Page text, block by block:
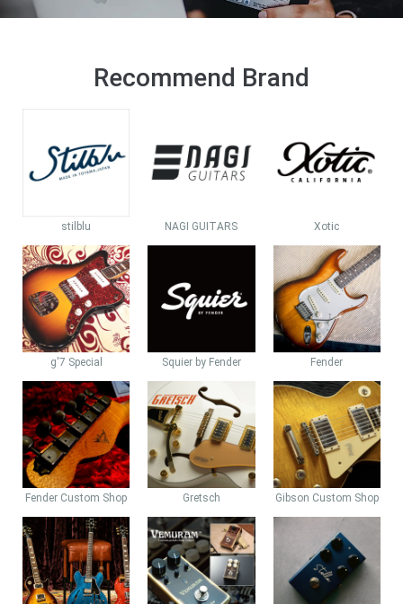
Recommend Brand
stilblu NAGI GUITARS Xotic
g'7 Special Squier by Fender Fender
Fender Custom Shop Gretsch Gibson Custom Shop